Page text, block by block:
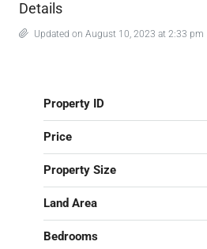
Details
Updated on August 10, 2023 at 2:33 pm
Property ID
Price
Property Size
Land Area
Bedrooms